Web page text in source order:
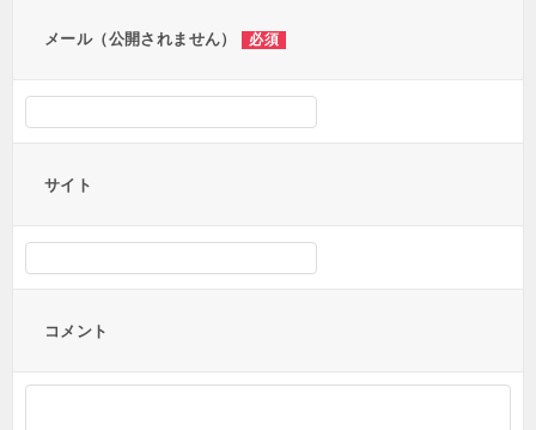
メール（公開されません） 必須
サイト
コメント